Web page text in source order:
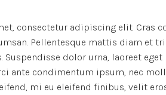
consectetur adipiscing elit. Cras
Pellentesque mattis diam et
dolor urna, laoreet
ante condimentum ipsum, nec
mi eu eleifend finibus, velit